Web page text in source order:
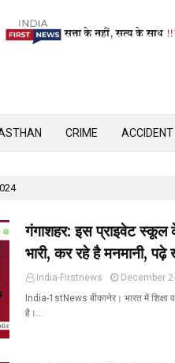
CRIME ACCIDENT
गंगाशहर: इस प्राइवेट स्कूल
भारी, कर रहे है मनमानी, पढ़े
India-Firstnews
December
India-1stNews बीकानेर। भारत में शिक्षा
है।…